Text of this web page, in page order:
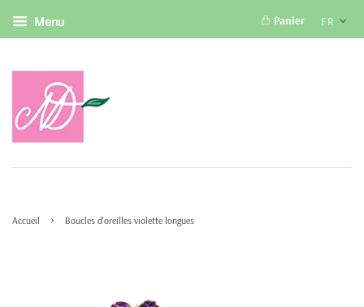
Menu FR
Panier
Accueil › Boucles d'oreilles violette longues